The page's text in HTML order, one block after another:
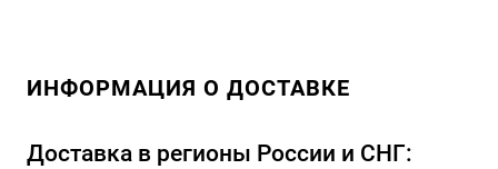
ИНФОРМАЦИЯ О ДОСТАВКЕ
Доставка в регионы России и СНГ: